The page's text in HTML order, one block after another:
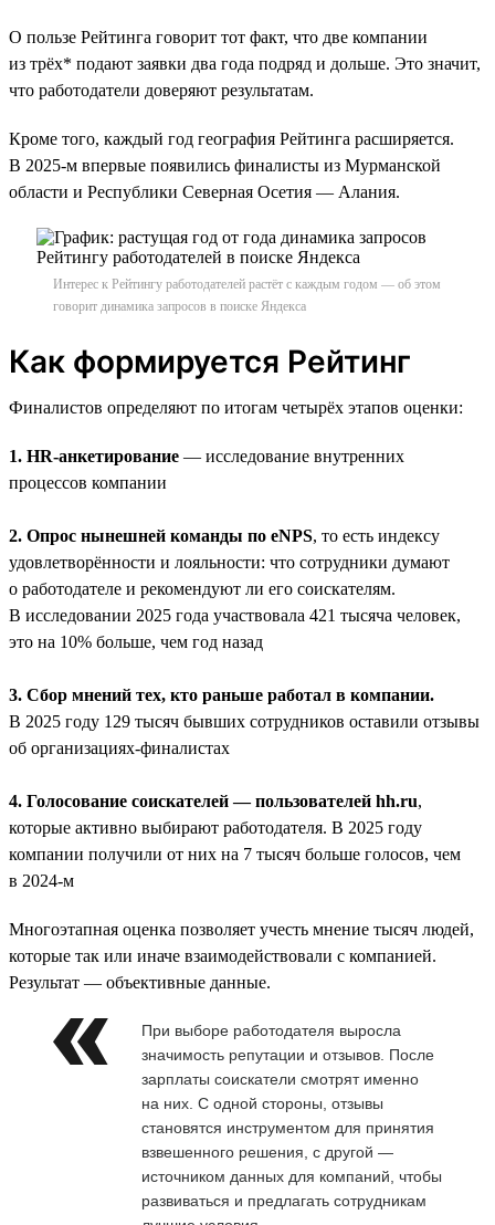
О пользе Рейтинга говорит тот факт, что две компании
из трёх* подают заявки два года подряд и дольше. Это значит,
что работодатели доверяют результатам.
Кроме того, каждый год география Рейтинга расширяется.
В 2025-м впервые появились финалисты из Мурманской
области и Республики Северная Осетия — Алания.
Интерес к Рейтингу работодателей растёт с каждым годом — об этом
говорит динамика запросов в поиске Яндекса
Как формируется Рейтинг
Финалистов определяют по итогам четырёх этапов оценки:
1. HR-анкетирование — исследование внутренних
процессов компании
2. Опрос нынешней команды по eNPS, то есть индексу
удовлетворённости и лояльности: что сотрудники думают
о работодателе и рекомендуют ли его соискателям.
В исследовании 2025 года участвовала 421 тысяча человек,
это на 10% больше, чем год назад
3. Сбор мнений тех, кто раньше работал в компании.
В 2025 году 129 тысяч бывших сотрудников оставили отзывы
об организациях-финалистах
4. Голосование соискателей — пользователей hh.ru,
которые активно выбирают работодателя. В 2025 году
компании получили от них на 7 тысяч больше голосов, чем
в 2024-м
Многоэтапная оценка позволяет учесть мнение тысяч людей,
которые так или иначе взаимодействовали с компанией.
Результат — объективные данные.
При выборе работодателя выросла
значимость репутации и отзывов. После
зарплаты соискатели смотрят именно
на них. С одной стороны, отзывы
становятся инструментом для принятия
взвешенного решения, с другой —
источником данных для компаний, чтобы
развиваться и предлагать сотрудникам